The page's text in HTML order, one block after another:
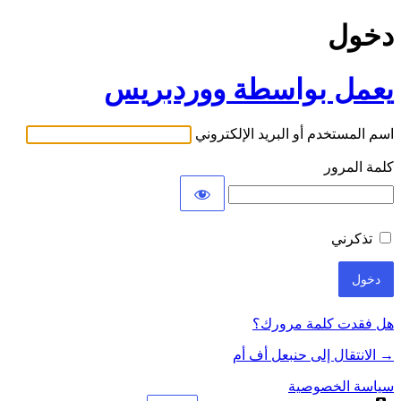
دخول
يعمل بواسطة ووردبريس
اسم المستخدم أو البريد الإلكتروني
كلمة المرور
تذكرني
هل فقدت كلمة مرورك؟
→ الانتقال إلى حنبعل أف أم
سياسة الخصوصية